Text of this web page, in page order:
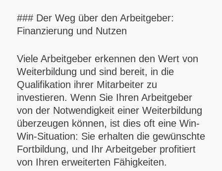
### Der Weg über den Arbeitgeber:
Finanzierung und Nutzen
Viele Arbeitgeber erkennen den Wert von
Weiterbildung und sind bereit, in die
Qualifikation ihrer Mitarbeiter zu
investieren. Wenn Sie Ihren Arbeitgeber
von der Notwendigkeit einer Weiterbildung
überzeugen können, ist dies oft eine Win-
Win-Situation: Sie erhalten die gewünschte
Fortbildung, und Ihr Arbeitgeber profitiert
von Ihren erweiterten Fähigkeiten.